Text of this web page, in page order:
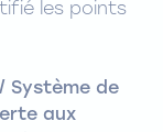
les points
Système de
aux